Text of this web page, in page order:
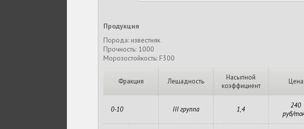
Продукция
Порода: известняк
Прочность: 1000
Морозостойкость: F300
Фракция Лещадность
Насыпной
коэффициент
Цена
0-10 III группа 1,4
240
руб/